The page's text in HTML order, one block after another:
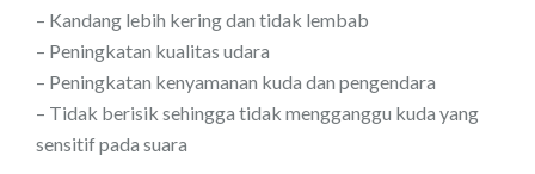
– Kandang lebih kering dan tidak lembab
– Peningkatan kualitas udara
– Peningkatan kenyamanan kuda dan pengendara
– Tidak berisik sehingga tidak mengganggu kuda yang
sensitif pada suara